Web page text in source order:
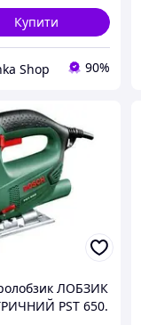
Купити
Shop 90%
ЛОБЗИК
PST 650.